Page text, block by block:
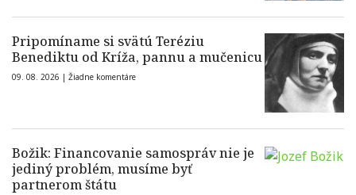
Pripomíname si svätú Teréziu
Benediktu od Kríža, pannu a mučenicu
09. 08. 2026 | Žiadne komentáre
Božik: Financovanie samospráv nie je
jediný problém, musíme byť
partnerom štátu